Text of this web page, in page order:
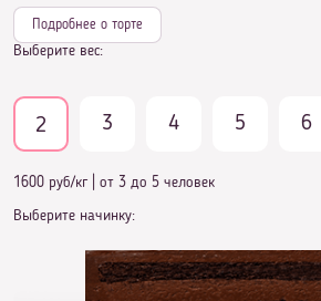
Подробнее о торте
Выберите вес:
2 3 4 5 6
1600 руб/кг от 3 до 5 человек
Выберите начинку: